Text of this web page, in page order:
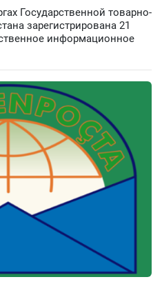
Государственной товарно-
зарегистрирована 21
информационное